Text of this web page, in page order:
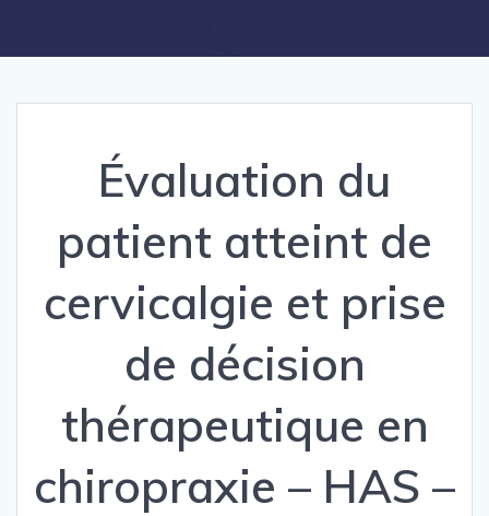
Évaluation du
patient atteint de
cervicalgie et prise
de décision
thérapeutique en
chiropraxie – HAS –